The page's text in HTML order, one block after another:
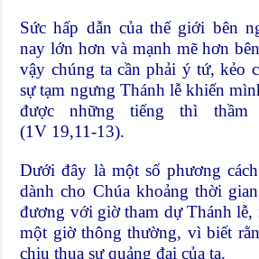
Sức hấp dẫn của thế giới bên
nay lớn hơn và mạnh mẽ hơn
vậy chúng ta cần phải ý tứ, kẻo
sự tạm ngưng Thánh lễ khiến
được những tiếng thì thầm
(1V 19,11-13).
Dưới đây là một số phương
dành cho Chúa khoảng thời
đương với giờ tham dự Thánh lễ,
một giờ thông thường, vì biết
chịu thua sự quảng đại của ta.